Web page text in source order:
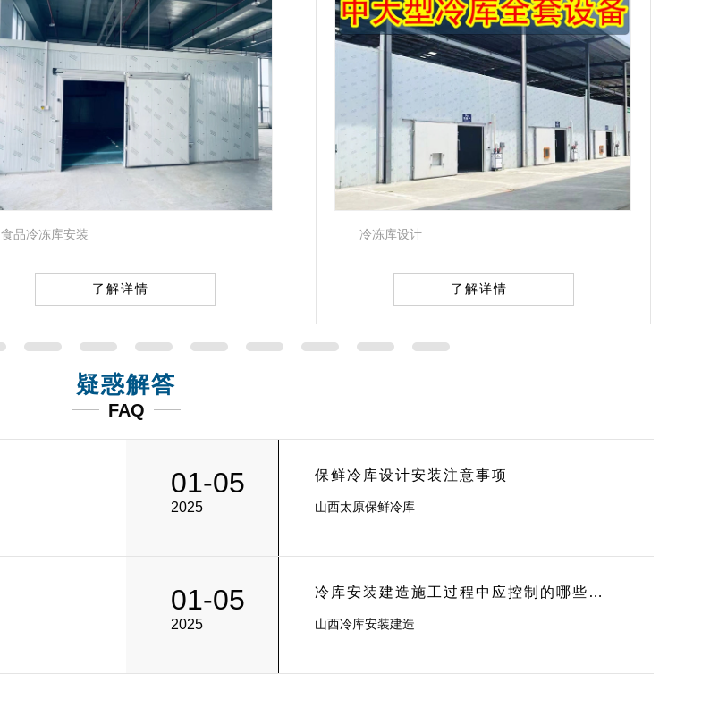
冷冻库设计
了解详情
山西太原保鲜库
了解详情
疑惑解答
FAQ
01-05
2025
保鲜冷库设计安装注意事项
山西太原保鲜冷库
01-05
2025
冷库安装建造施工过程中应控制的哪些事项？
山西冷库安装建造